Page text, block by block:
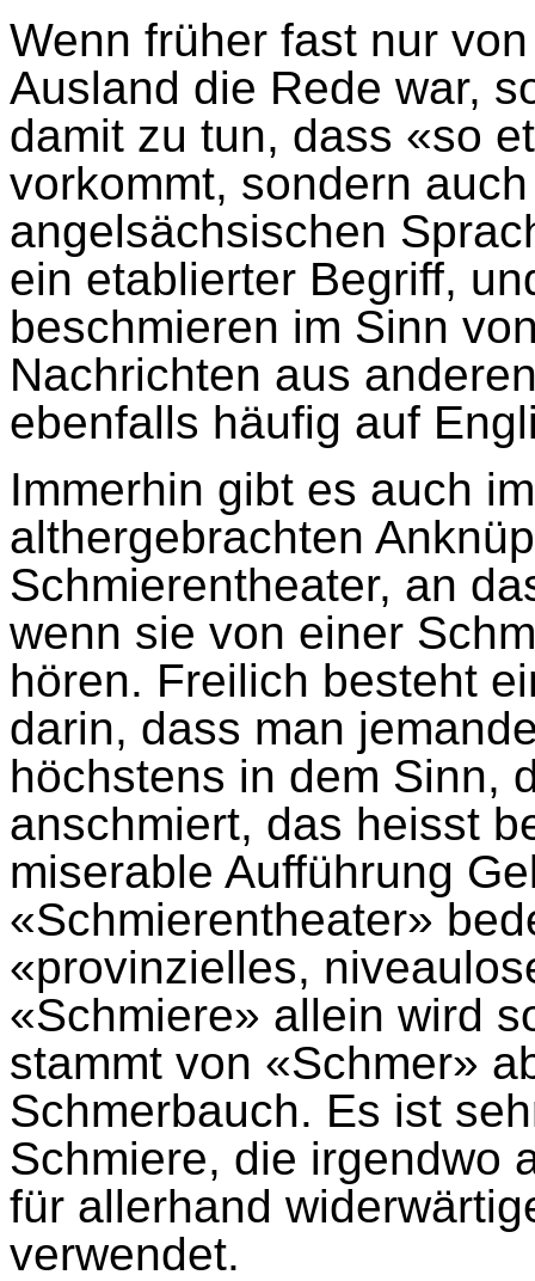
Wenn früher fast nur
Ausland die Rede war,
damit zu tun, dass «so
vorkommt, sondern
angelsächsischen
ein etablierter Begriff,
beschmieren im Sinn
Nachrichten aus
ebenfalls häufig auf
Immerhin gibt es auch
althergebrachten
Schmierentheater, an
wenn sie von einer
hören. Freilich besteht
darin, dass man
höchstens in dem Sinn,
anschmiert, das heisst
miserable Aufführung
«Schmierentheater»
«provinzielles,
«Schmiere» allein wird
stammt von «Schmer»
Schmerbauch. Es ist
Schmiere, die irgendwo
für allerhand
verwendet.